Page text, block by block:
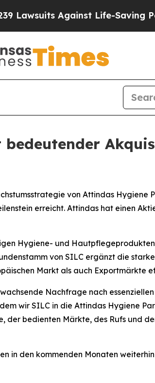
Against Life-Saving Policies
von Attindas
erreicht. Attindas hat einen
Hygiene- und
von SILC ergänzt die
Markt als auch Exportmärkte
Nachfrage nach
wir SILC in die Attindas Hygiene
der bedienten Märkte, des Rufs und
in den kommenden Monaten